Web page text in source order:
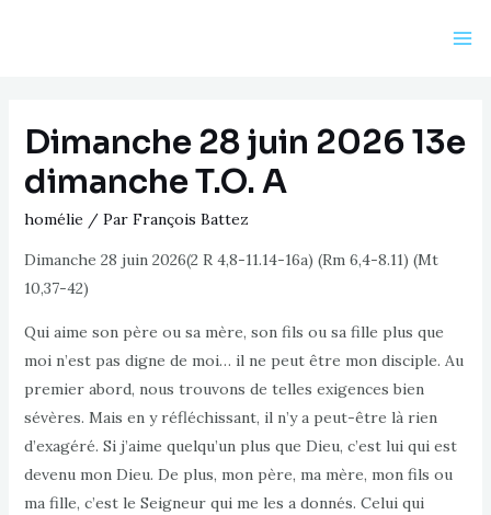
Dimanche 28 juin 2026 13e
dimanche T.O. A
homélie/ Par François Battez
Dimanche 28 juin 2026(2 R 4,8-11.14-16a) (Rm 6,4-8.11) (Mt
10,37-42)
Qui aime son père ou sa mère, son fils ou sa fille plus que
moi n’est pas digne de moi… il ne peut être mon disciple. Au
premier abord, nous trouvons de telles exigences bien
sévères. Mais en y réfléchissant, il n’y a peut-être là rien
d’exagéré. Si j’aime quelqu’un plus que Dieu, c’est lui qui est
devenu mon Dieu. De plus, mon père, ma mère, mon fils ou
ma fille, c’est le Seigneur qui me les a donnés. Celui qui